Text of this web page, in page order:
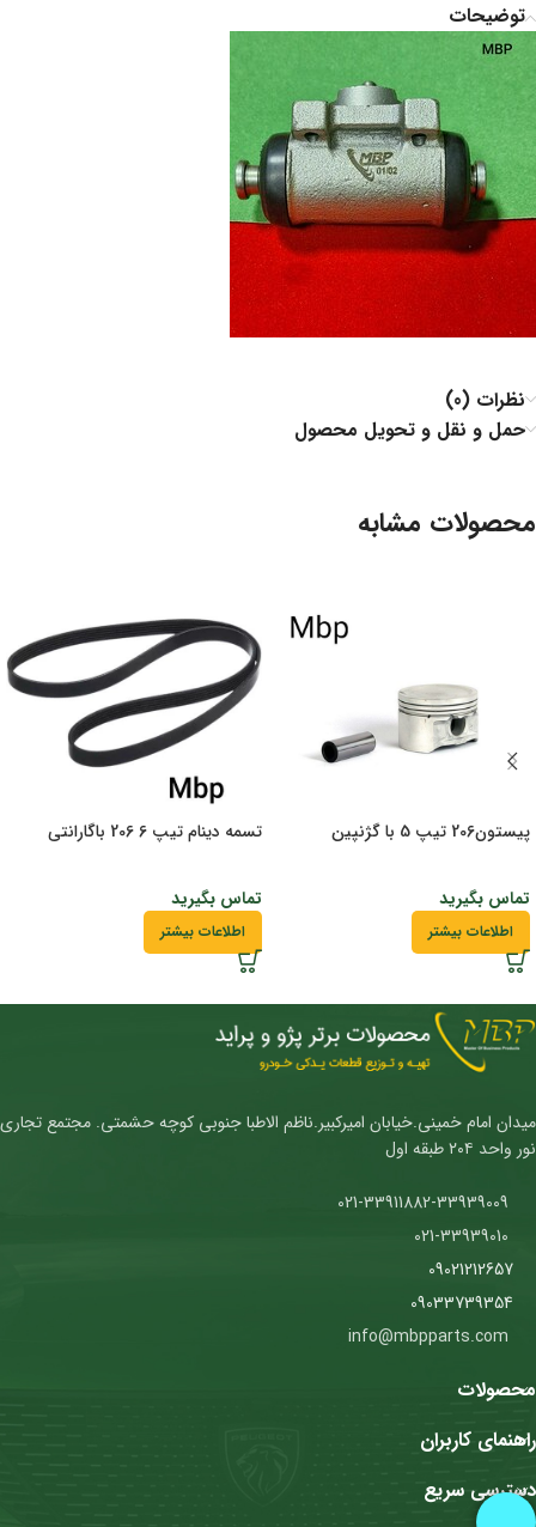
توضیحات
نظرات (0)
حمل و نقل و تحویل محصول
محصولات مشابه
پیستون206 تیپ 5 با گژنپین
تماس بگیرید
اطلاعات بیشتر
تسمه دینام تیپ 6 206 باگارانتی
تماس بگیرید
اطلاعات بیشتر
میدان امام خمینی.خیابان امیرکبیر.ناظم الاطبا جنوبی کوچه حشمتی. مجتمع تجاری
نور واحد ۲۰۴ طبقه اول
09021212657
09033739354
محصولات
راهنمای کاربران
دسترسی سریع